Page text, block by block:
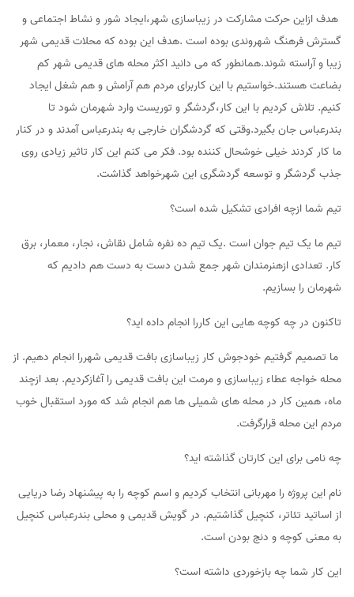
هدف ازاین حرکت مشارکت در زیباسازی شهر،ایجاد شور و نشاط اجتماعی و
گسترش فرهنگ شهروندی بوده است .هدف این بوده که محلات قدیمی شهر
زیبا و آراسته شوند.همانطور که می دانید اکثر محله های قدیمی شهر کم
بضاعت هستند.خواستیم با این کاربرای مردم هم آرامش و هم شغل ایجاد
کنیم. تلاش کردیم با این کار،گردشگر و توریست وارد شهرمان شود تا
بندرعباس جان بگیرد.وقتی که گردشگران خارجی به بندرعباس آمدند و در کنار
ما کار کردند خیلی خوشحال کننده بود. فکر می کنم این کار تاثیر زیادی روی
جذب گردشگر و توسعه گردشگری این شهرخواهد گذاشت.
تیم شما ازچه افرادی تشکیل شده است؟
تیم ما یک تیم جوان است .‌یک تیم ده نفره شامل نقاش، نجار، معمار، برق
کار. تعدادی ازهنرمندان شهر جمع شدن دست به دست هم دادیم که
شهرمان را بسازیم.
تاکنون در چه کوچه هایی این کاررا انجام داده اید؟
ما تصمیم گرفتیم خودجوش کار زیباسازی بافت قدیمی شهررا انجام دهیم. از
محله خواجه عطاء زیباسازی و مرمت این بافت قدیمی را آغازکردیم. بعد ازچند
ماه، همین کار در محله های شمیلی ها هم انجام شد که مورد استقبال خوب
مردم این محله قرارگرفت.
چه نامی برای این کارتان گذاشته اید؟
نام این پروژه را مهربانی انتخاب کردیم و اسم کوچه را به پیشنهاد رضا دریایی
از اساتید تئاتر، کنچیل گذاشتیم. در گویش قدیمی و محلی بندرعباس کنچیل
به معنی کوچه و دنج بودن است.
این کار شما چه بازخوردی داشته است؟